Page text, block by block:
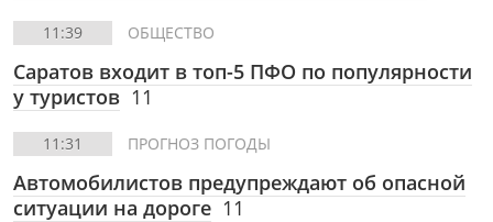
11:39 ОБЩЕСТВО
Саратов входит в топ-5 ПФО по популярности
у туристов 11
11:31 ПРОГНОЗ ПОГОДЫ
Автомобилистов предупреждают об опасной
ситуации на дороге 11